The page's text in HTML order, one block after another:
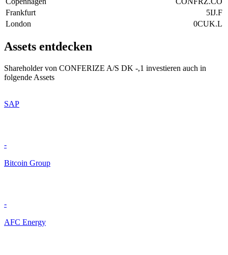
Frankfurt
5IJ.F
London
0CUK.L
Assets entdecken
Shareholder von CONFERIZE A/S DK -,1 investieren auch in
folgende Assets
SAP
-
Bitcoin Group
-
AFC Energy